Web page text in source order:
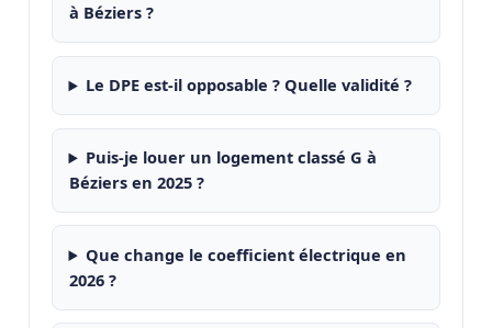
à Béziers ?
Le DPE est-il opposable ? Quelle validité ?
Puis-je louer un logement classé G à
Béziers en 2025 ?
Que change le coefficient électrique en
2026 ?